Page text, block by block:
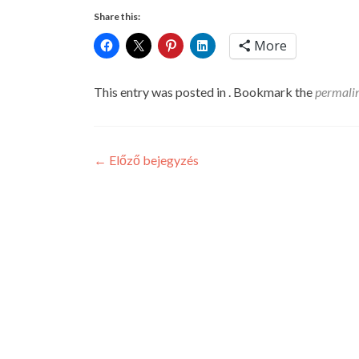
Share this:
More
This entry was posted in . Bookmark the
Post
← Előző bejegyzés